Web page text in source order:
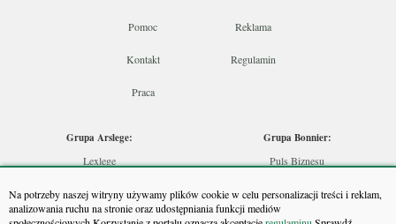
Na potrzeby naszej witryny używamy plików cookie w celu personalizacji treści i reklam,
analizowania ruchu na stronie oraz udostępniania funkcji mediów
Pomoc Reklama
Kontakt Regulamin
Praca
Grupa Arslege:
Lexlege
Skarbowcy
Grupa Bonnier:
Puls Biznesu
Puls Medycyny